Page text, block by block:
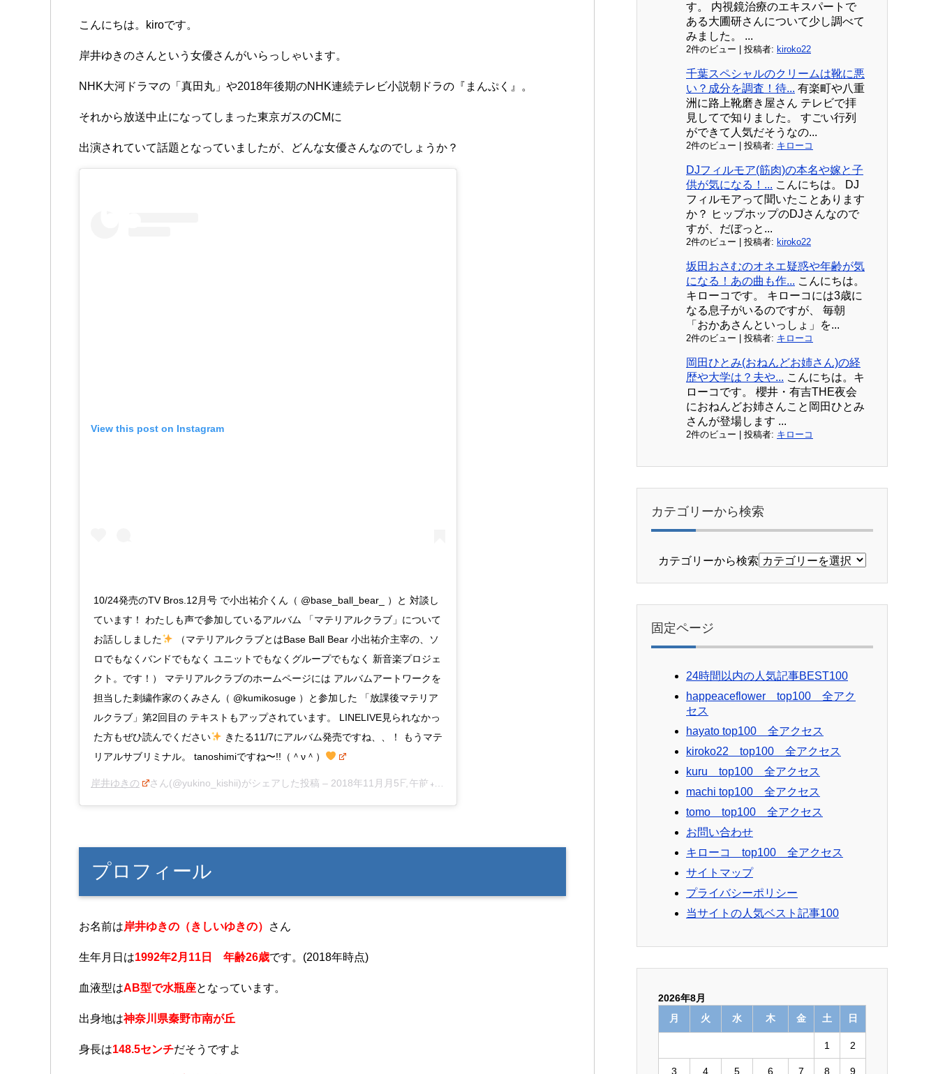
こんにちは。kiroです。
岸井ゆきのさんという女優さんがいらっしゃいます。
NHK大河ドラマの「真田丸」や2018年後期のNHK連続テレビ小説朝ドラの『まんぷく』。
それから放送中止になってしまった東京ガスのCMに
出演されていて話題となっていましたが、どんな女優さんなのでしょうか？
View this post on Instagram
10/24発売のTV Bros.12月号 で小出祐介くん（ @base_ball_bear_ ）と 対談し
ています！ わたしも声で参加しているアルバム 「マテリアルクラブ」について
お話ししました
（マテリアルクラブとはBase Ball Bear 小出祐介主宰の、ソ
ロでもなくバンドでもなく ユニットでもなくグループでもなく 新音楽プロジェ
クト。です！） マテリアルクラブのホームページには アルバムアートワークを
担当した刺繍作家のくみさん（ @kumikosuge ）と参加した 「放課後マテリア
ルクラブ」第2回目の テキストもアップされています。 LINELIVE見られなかっ
た方もぜひ読んでください
きたる11/7にアルバム発売ですね、、！ もうマテ
リアルサブリミナル。 tanoshimiですね〜!!（＾ν＾）
岸井ゆきの さん(@yukino_kishii)がシェアした投稿 – 2018年11月月5日午前4時39分PST
プロフィール
お名前は岸井ゆきの（きしいゆきの） さん
生年月日は1992年2月11日 年齢26歳です。(2018年時点)
血液型はAB型で水瓶座となっています。
出身地は神奈川県秦野市南が丘
身長は148.5センチだそうですよ
す。 内視鏡治療のエキスパートで
ある大圃研さんについて少し調べて
みました。 ...
2件のビュー 投稿者: kiroko22
千葉スペシャルのクリームは靴に悪
い？成分を調査！待... 有楽町や八重
洲に路上靴磨き屋さん テレビで拝
見してで知りました。 すごい行列
ができて人気だそうなの...
2件のビュー 投稿者: キローコ
DJフィルモア(筋肉)の本名や嫁と子
供が気になる！... こんにちは。 DJ
フィルモアって聞いたことあります
か？ ヒップホップのDJさんなので
すが、だぼっと...
2件のビュー 投稿者: kiroko22
坂田おさむのオネエ疑惑や年齢が気
になる！あの曲も作... こんにちは。
キローコです。 キローコには3歳に
なる息子がいるのですが、 毎朝
「おかあさんといっしょ」を...
2件のビュー 投稿者: キローコ
岡田ひとみ(おねんどお姉さん)の経
歴や大学は？夫や... こんにちは。キ
ローコです。 櫻井・有吉THE夜会
におねんどお姉さんこと岡田ひとみ
さんが登場します ...
2件のビュー 投稿者: キローコ
カテゴリーから検索
カテゴリーから検索
固定ページ
24時間以内の人気記事BEST100
happeaceflower top100 全アク
セス
hayato top100 全アクセス
kiroko22 top100 全アクセス
kuru top100 全アクセス
machi top100 全アクセス
tomo top100 全アクセス
お問い合わせ
キローコ top100 全アクセス
サイトマップ
プライバシーポリシー
当サイトの人気ベスト記事100
2026年8月
月
火 水 木 金 土 日
1 2
3 4 5 6 7 8 9